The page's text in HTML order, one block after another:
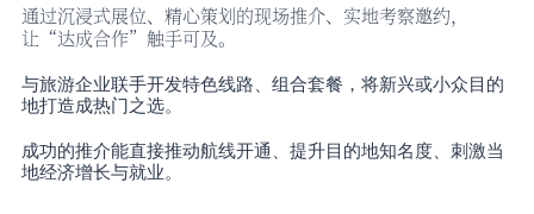
通过沉浸式展位、精心策划的现场推介、实地考察邀约，
让 “达成合作”触手可及。
与旅游企业联手开发特色线路、组合套餐，将新兴或小众目的
地打造成热门之选。
成功的推介能直接推动航线开通、提升目的地知名度、刺激当
地经济增长与就业。